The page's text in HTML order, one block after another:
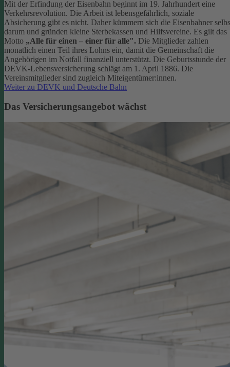
Mit der Erfindung der Eisenbahn beginnt im 19. Jahrhundert eine
Verkehrsrevolution. Die Arbeit ist lebensgefährlich, soziale
Absicherung gibt es nicht. Daher kümmern sich die Eisenbahner
darum und gründen kleine Sterbekassen und Hilfsvereine. Es gilt das
Motto „Alle für einen – einer für alle". Die Mitglieder zahlen
monatlich einen Teil ihres Lohns ein, damit die Gemeinschaft die
Angehörigen im Notfall finanziell unterstützt. Die Geburtsstunde der
DEVK-Lebensversicherung schlägt am 1. April 1886. Die
Vereinsmitglieder sind zugleich Miteigentümer:innen.
Weiter zu DEVK und Deutsche Bahn
Das Versicherungsangebot wächst